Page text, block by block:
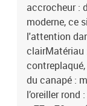
accrocheur :
moderne, ce
l'attention
clairMatériau
du canapé :
l’oreiller